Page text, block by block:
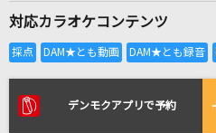
全国り
[生音]サムライハート
対応カラオケコンテンツ
デンモクアプリで予約